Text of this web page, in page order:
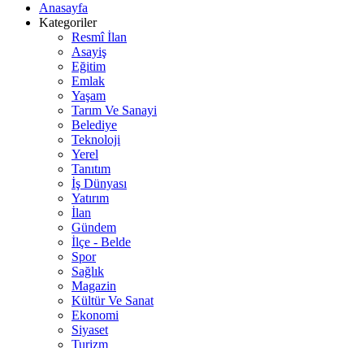
Anasayfa
Kategoriler
Resmî İlan
Asayiş
Eğitim
Emlak
Yaşam
Tarım Ve Sanayi
Belediye
Teknoloji
Yerel
Tanıtım
İş Dünyası
Yatırım
İlan
Gündem
İlçe - Belde
Spor
Sağlık
Magazin
Kültür Ve Sanat
Ekonomi
Siyaset
Turizm